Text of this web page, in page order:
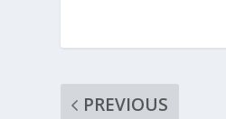
PREVIOUS